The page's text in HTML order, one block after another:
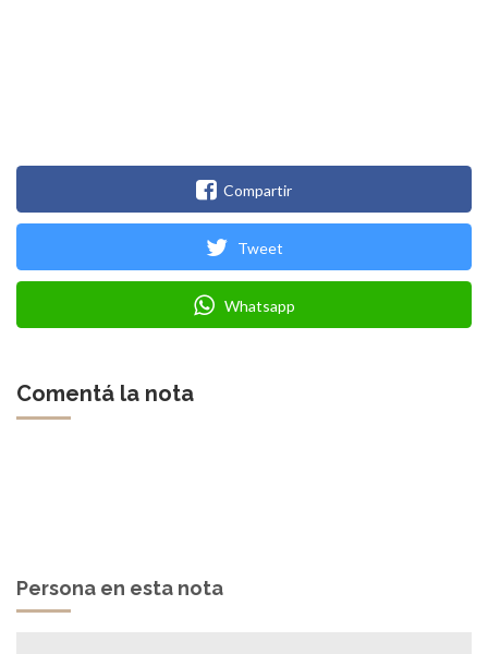
Compartir
Tweet
Whatsapp
Comentá la nota
Persona en esta nota